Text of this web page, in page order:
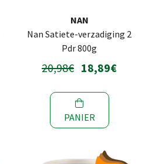
NAN
Nan Satiete-verzadiging 2
Pdr 800g
20,98€ 18,89€
PANIER